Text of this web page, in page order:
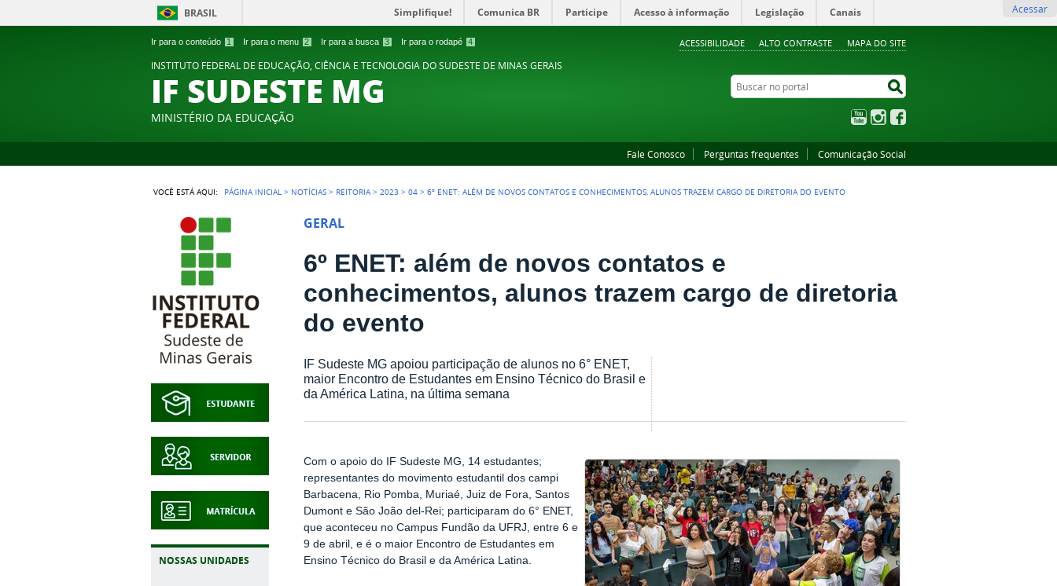
Ir para o conteúdo 1 Ir para o menu 2 Ir para a busca 3 Ir para o rodapé 4 ACESSIBILIDADE ALTO CONTRASTE MAPA DO SITE
BRASIL Simplifique! Comunica BR Participe Acesso à informação Legislação Canais Acessar
INSTITUTO FEDERAL DE EDUCAÇÃO, CIÊNCIA E TECNOLOGIA DO SUDESTE DE MINAS GERAIS
IF SUDESTE MG
MINISTÉRIO DA EDUCAÇÃO
Buscar no portal
YouTubeInstagram
Fale Conosco Perguntas frequentes Comunicação Social
VOCÊ ESTÁ AQUI: PÁGINA INICIAL > NOTÍCIAS > REITORIA >2023 >04 >6º ENET: ALÉM DE NOVOS CONTATOS E CONHECIMENTOS, ALUNOS TRAZEM CARGO DE DIRETORIA DO EVENTO
NOSSAS UNIDADES
GERAL
6º ENET: além de novos contatos e
conhecimentos, alunos trazem cargo de diretoria
do evento
IF Sudeste MG apoiou participação de alunos no 6° ENET,
maior Encontro de Estudantes em Ensino Técnico do Brasil e
da América Latina, na última semana
Com o apoio do IF Sudeste MG, 14 estudantes;
representantes do movimento estudantil dos campi
Barbacena, Rio Pomba, Muriaé, Juiz de Fora, Santos
Dumont e São João del-Rei; participaram do 6° ENET,
que aconteceu no Campus Fundão da UFRJ, entre 6 e
9 de abril, e é o maior Encontro de Estudantes em
Ensino Técnico do Brasil e da América Latina.